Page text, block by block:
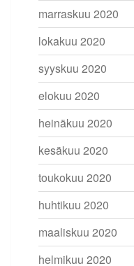
marraskuu 2020
lokakuu 2020
syyskuu 2020
elokuu 2020
heinäkuu 2020
kesäkuu 2020
toukokuu 2020
huhtikuu 2020
maaliskuu 2020
helmikuu 2020